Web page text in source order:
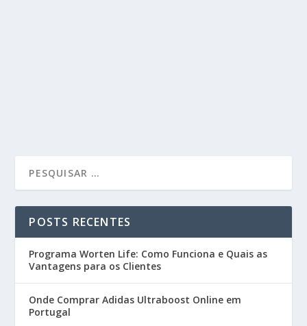
POSTS RECENTES
Programa Worten Life: Como Funciona e Quais as
Vantagens para os Clientes
Onde Comprar Adidas Ultraboost Online em
Portugal